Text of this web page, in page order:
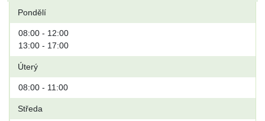
Pondělí
08:00 - 12:00
13:00 - 17:00
Úterý
08:00 - 11:00
Středa